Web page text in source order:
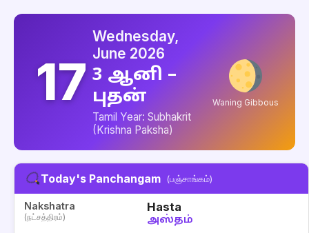
17
Wednesday,
June 2026
3 ஆனி –
புதன்
Tamil Year: Subhakrit
(Krishna Paksha)
Waning Gibbous
Today's Panchangam (பஞ்சாங்கம்)
Nakshatra
(நட்சத்திரம்)
Hasta
அஸ்தம்